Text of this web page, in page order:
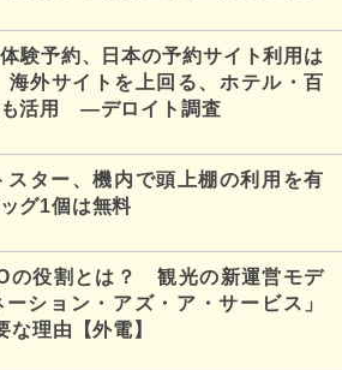
験予約、日本の予約サイト利用は
海外サイトを上回る、ホテル・百
も活用 ―デロイト調査
ター、機内で頭上棚の利用を有
グ1個は無料
の役割とは？ 観光の新運営モデ
ション・アズ・ア・サービス」
な理由【外電】